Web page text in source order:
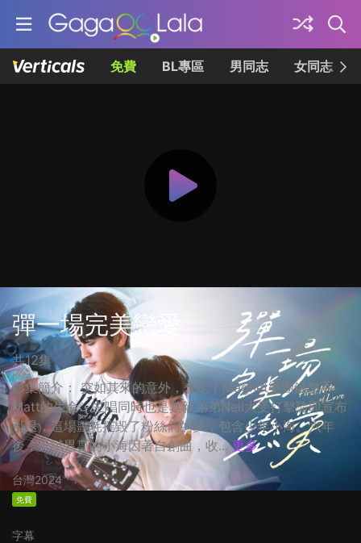
免費 BL專區 男同志 女同志
彈一場完美戀愛
共12集
影集簡介： 突如其來的意外，奪走了Magnet樂團鍵盤手
Matt的生命，主唱同時也是其親弟弟Neil大受打擊隨即宣布
引退，這場噩耗摧毀了粉絲們的夢，包含少年小海。六年
後，天賦異稟的小海因著自創曲，收... 更多
台灣2024
免費
字幕